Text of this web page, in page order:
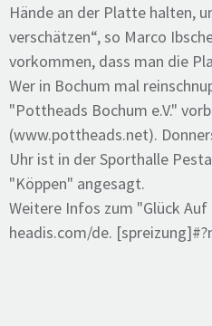
Hände an der Platte halten,
verschätzen“, so Marco
vorkommen, dass man die
Wer in Bochum mal
"Pottheads Bochum e.V."
(www.pottheads.net).
Uhr ist in der Sporthalle
"Köppen" angesagt.
Weitere Infos zum "Glück Auf
headis.com/de.